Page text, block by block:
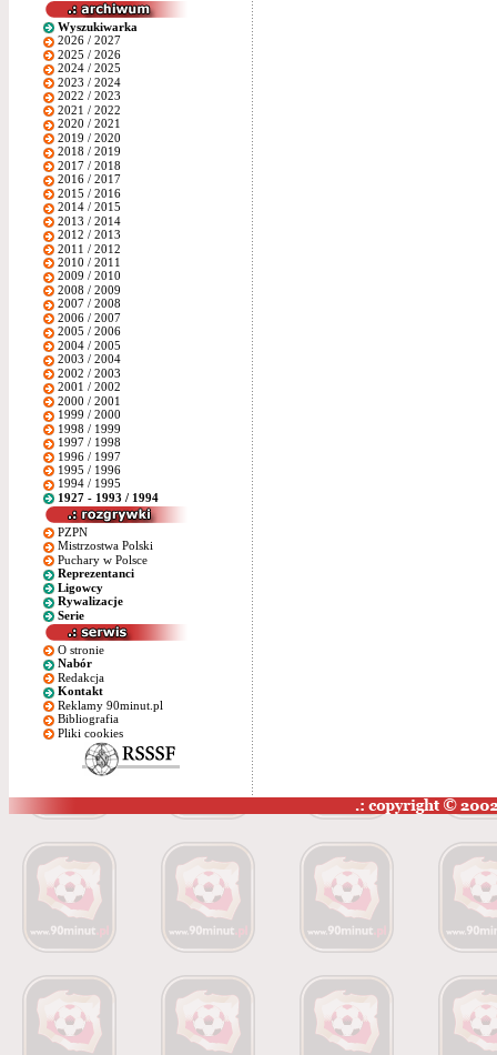
Wyszukiwarka
2026 / 2027
2025 / 2026
2024 / 2025
2023 / 2024
2022 / 2023
2021 / 2022
2020 / 2021
2019 / 2020
2018 / 2019
2017 / 2018
2016 / 2017
2015 / 2016
2014 / 2015
2013 / 2014
2012 / 2013
2011 / 2012
2010 / 2011
2009 / 2010
2008 / 2009
2007 / 2008
2006 / 2007
2005 / 2006
2004 / 2005
2003 / 2004
2002 / 2003
2001 / 2002
2000 / 2001
1999 / 2000
1998 / 1999
1997 / 1998
1996 / 1997
1995 / 1996
1994 / 1995
1927 - 1993 / 1994
PZPN
Mistrzostwa Polski
Puchary w Polsce
Reprezentanci
Ligowcy
Rywalizacje
Serie
O stronie
Nabór
Redakcja
Kontakt
Reklamy 90minut.pl
Bibliografia
Pliki cookies